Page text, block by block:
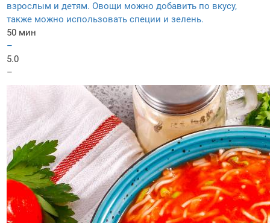
взрослым и детям. Овощи можно добавить по вкусу,
также можно использовать специи и зелень.
50 мин
–
5.0
–